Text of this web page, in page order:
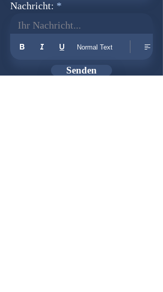
Nachricht:
Ihr Nachricht...
Normal Text
Senden